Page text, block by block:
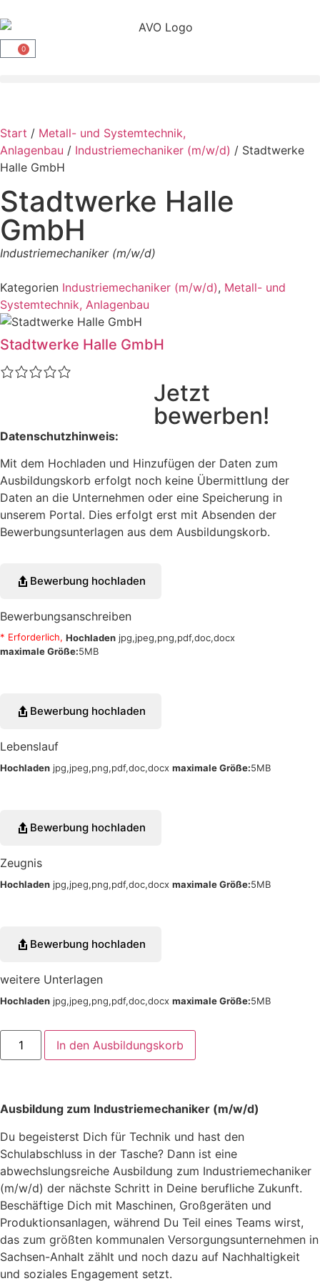
0
Start / Metall- und Systemtechnik,
Anlagenbau / Industriemechaniker (m/w/d) / Stadtwerke
Halle GmbH
Stadtwerke Halle
GmbH
Industriemechaniker (m/w/d)
Kategorien Industriemechaniker (m/w/d), Metall- und
Systemtechnik, Anlagenbau
Stadtwerke Halle GmbH
Jetzt
bewerben!
Datenschutzhinweis:
Mit dem Hochladen und Hinzufügen der Daten zum
Ausbildungskorb erfolgt noch keine Übermittlung der
Daten an die Unternehmen oder eine Speicherung in
unserem Portal. Dies erfolgt erst mit Absenden der
Bewerbungsunterlagen aus dem Ausbildungskorb.
* Erforderlich, Hochladen jpg,jpeg,png,pdf,doc,docx
maximale Größe:5MB
Bewerbung hochladen
Bewerbungsanschreiben
Hochladen jpg,jpeg,png,pdf,doc,docx maximale Größe:5MB
Bewerbung hochladen
Lebenslauf
Hochladen jpg,jpeg,png,pdf,doc,docx maximale Größe:5MB
Bewerbung hochladen
Zeugnis
Hochladen jpg,jpeg,png,pdf,doc,docx maximale Größe:5MB
Bewerbung hochladen
weitere Unterlagen
In den Ausbildungskorb
Ausbildung zum Industriemechaniker (m/w/d)
Du begeisterst Dich für Technik und hast den
Schulabschluss in der Tasche? Dann ist eine
abwechslungsreiche Ausbildung zum Industriemechaniker
(m/w/d) der nächste Schritt in Deine berufliche Zukunft.
Beschäftige Dich mit Maschinen, Großgeräten und
Produktionsanlagen, während Du Teil eines Teams wirst,
das zum größten kommunalen Versorgungsunternehmen in
Sachsen-Anhalt zählt und noch dazu auf Nachhaltigkeit
und soziales Engagement setzt.